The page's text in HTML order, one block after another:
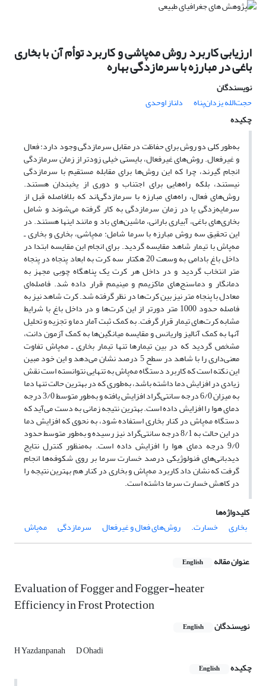
ارزیابی کاربرد روش مه‌پاشی و کاربرد توأم آن با بخاری
باغی در مبارزه با سرمازدگی بهاره
نویسندگان
حجت‌الله یزدان‌پناه
دلناز اوحدی
چکیده
به‌طور کلی دو روش برای حفاظت در مقابل سرما‌زدگی وجود دارد: فعال
و غیرفعال. روش‌های غیرفعال، بایستی خیلی زودتر از زمان سرمازدگی
انجام گیرند، چرا که این روش‌ها برای مقابله مستقیم با سرمازدگی
نیستند، بلکه راه‌هایی برای اجتناب و دوری از یخبندان هستند.
روش‌های فعال، راه‌های مبارزه با سرمازدگی‌اند که بلافاصله قبل از
سرمایه‌زدگی یا در زمان سرمازدگی به کار گرفته می‌شوند و شامل
بخاری‌های باغی، آبیاری بارانی، ماشین‌های باد و مانند اینها هستند. در
این تحقیق سه روش مبارزه با سرما شامل: مه‌پاشی، بخاری و بخاری ـ
مه‌پاش با تیمار شاهد مقایسه گردید. برای انجام این مقایسه ابتدا در
داخل باغ بادامی به وسعت 20 هکتار سه کرت به ابعاد پنجاه در پنجاه
متر انتخاب گردید و در داخل هر کرت یک پناهگاه چوبی مجهز به
دمانگار و دماسنج‌های ماکزیمم و مینیمم قرار داده شد. فاصله‌ای
معادل با پنجاه متر نیز بین کرت‌ها در نظر گرفته شد. کرت شاهد نیز به
فاصله حدود 1000 متر دورتر از این کرت‌ها و در داخل باغ با شرایط
مشابه کرت‌های تیمار قرار گرفت. به کمک ثبت آمار دما و تجزیه و تحلیل
آنها به کمک آنالیز واریانس و مقایسه میانگین‌ها به کمک آزمون دانت،
مشخص گردید که در بین تیمارها تنها تیمار بخاری ـ مه‌پاش تفاوت
معنی‌داری را با شاهد در سطح 5 درصد نشان می‌دهد و این خود مبین
این نکته است که کاربرد دستگاه مه‌پاش به تنهایی نتوانسته است نقش
زیادی در افزایش دما داشته باشد، به‌طوری که در بهترین حالت تنها دما
به میزان 6/0 درجه سانتی‌گراد افزایش یافته و به‌طور متوسط 3/0 درجه
دمای هوا را افزایش داده است. بهترین نتیجه زمانی به دست می‌آید که
دستگاه مه‌پاش در کنار بخاری استفاده شود، به نحوی که افزایش دما
در این حالت به 8/1 درجه سانتی‌گراد نیز رسیده و به‌طور متوسط حدود
9/0 درجه دمای هوا را افزایش داده است. به‌منظور کنترل نتایج
دیدبانی‌های فنولوژیکی درصد خسارت سرما بر روی شکوفه‌ها انجام
گرفت که نشان داد کاربرد مه‌پاش و بخاری در کنار هم بهترین نتیجه را
در کاهش خسارت سرما داشته است.
کلیدواژه‌ها
بخاری
خسارت. روش‌های فعال و غیرفعال سرمازدگی مه‌پاش
عنوان مقاله English
Evaluation of Fogger and Fogger-heater
Efficiency in Frost Protection
نویسندگان English
H Yazdanpanah
D Ohadi
چکیده
English